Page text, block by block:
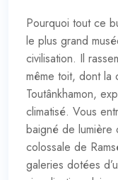
Pourquoi tout ce
le plus grand
civilisation. Il
même toit, dont la
Toutânkhamon,
climatisé. Vous
baigné de lumière
colossale de
galeries dotées